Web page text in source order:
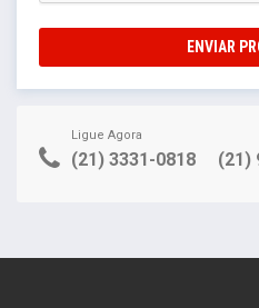
ENVIAR
Ligue Agora
(21) 3331-0818 (21)